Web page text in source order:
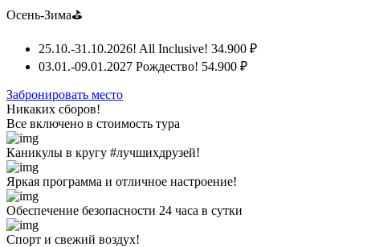
Осень-Зима⛳
25.10.-31.10.2026! All Inclusive! 34.900 ₽
03.01.-09.01.2027 Рождество! 54.900 ₽
Забронировать место
Никаких сборов!
Все включено в стоимость тура
Каникулы в кругу #лучшихдрузей!
Яркая программа и отличное настроение!
Обеспечение безопасности 24 часа в сутки
Спорт и свежий воздух!